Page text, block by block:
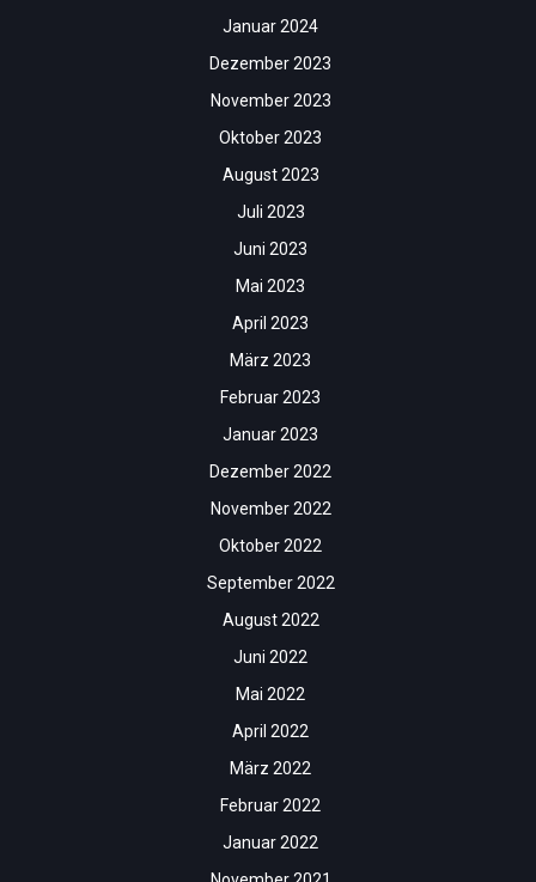
Januar 2024
Dezember 2023
November 2023
Oktober 2023
August 2023
Juli 2023
Juni 2023
Mai 2023
April 2023
März 2023
Februar 2023
Januar 2023
Dezember 2022
November 2022
Oktober 2022
September 2022
August 2022
Juni 2022
Mai 2022
April 2022
März 2022
Februar 2022
Januar 2022